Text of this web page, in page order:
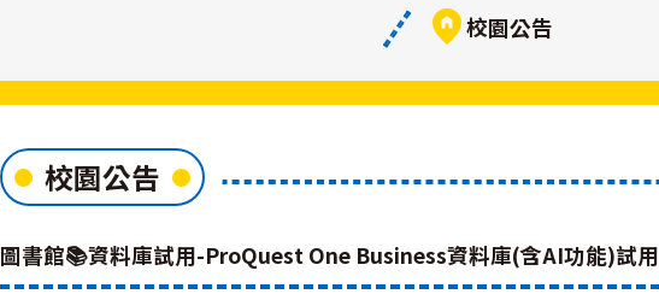
校園公告
校園公告
圖書館📚資料庫試用-ProQuest One Business資料庫(含AI功能)試用